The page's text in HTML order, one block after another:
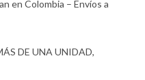
en Colombia – Envíos a
DE UNA UNIDAD,